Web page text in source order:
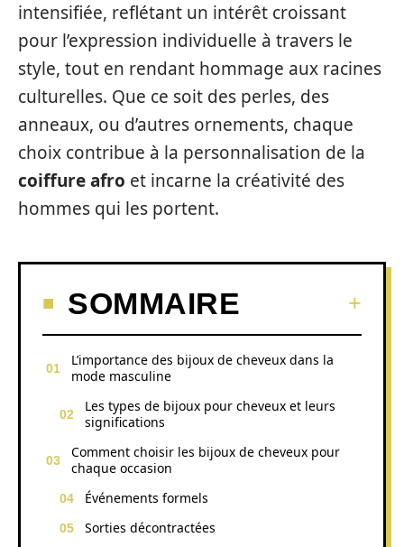
intensifiée, reflétant un intérêt croissant
pour l’expression individuelle à travers le
style, tout en rendant hommage aux racines
culturelles. Que ce soit des perles, des
anneaux, ou d’autres ornements, chaque
choix contribue à la personnalisation de la
coiffure afro et incarne la créativité des
hommes qui les portent.
SOMMAIRE
L’importance des bijoux de cheveux dans la
mode masculine
Les types de bijoux pour cheveux et leurs
significations
Comment choisir les bijoux de cheveux pour
chaque occasion
Événements formels
Sorties décontractées